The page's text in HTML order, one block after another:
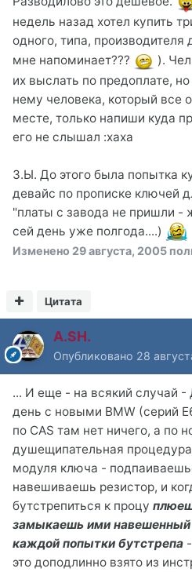
недель назад хотел купить
одного, типа,
мне напоминает???
).
их выслать по предоплате,
нему человека, который все
месте, только напиши куда
его не слышал :xaxa
З.Ы. До этого была попытка
девайс по прописке ключей
"платы с завода не пришли -
сей день уже полгода....)
Изменено 29 августа, 2005
Цитата
A.SH.
Опубликовано 28
... И еще - на всякий случай -
день с новыми BMW (серий
по CAS там нет ничего, а по
душещипательная
модуля ключа -
навешиваешь резистор, и
бутстрепиться к процу
замыкаешь ими навешенный
каждой попытки бутстрепа
это доподлинно взято из